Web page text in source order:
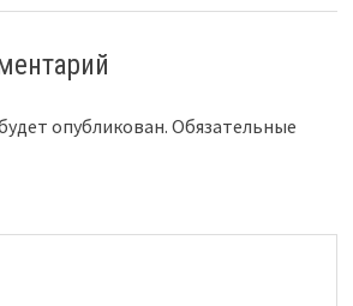
опубликован. Обязательные